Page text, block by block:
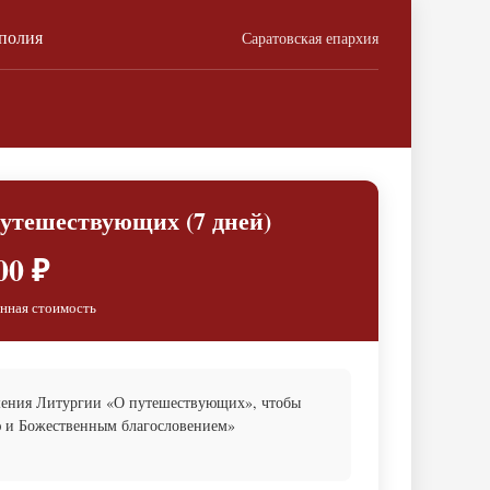
Саратовская епархия
(7 дней)
₽
стоимость
Литургии «О путешествующих», чтобы
Божественным благословением»